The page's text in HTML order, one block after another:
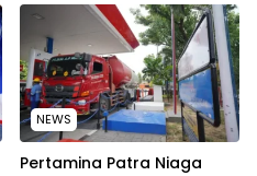
Kebersihan Pantai di
Bitung, Sulawesi
NEWS
Pertamina Patra Niaga